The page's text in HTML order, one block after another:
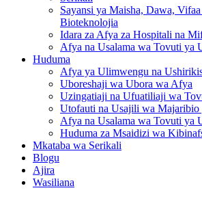
Sayansi ya Maisha, Dawa,
Bioteknolojia
Idara za Afya za Hospitali na
Afya na Usalama wa Tovuti ya
Huduma
Afya ya Ulimwengu na
Uboreshaji wa Ubora wa Afya
Uzingatiaji na Ufuatiliaji wa
Utofauti na Usajili wa
Afya na Usalama wa Tovuti ya
Huduma za Msaidizi wa
Mkataba wa Serikali
Blogu
Ajira
Wasiliana